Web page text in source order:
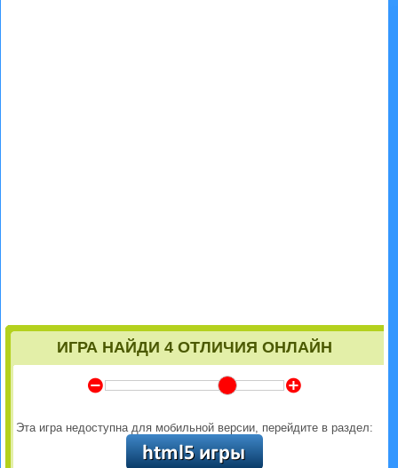
ИГРА НАЙДИ 4 ОТЛИЧИЯ ОНЛАЙН
Y Z
Эта игра недоступна для мобильной версии, перейдите в раздел: